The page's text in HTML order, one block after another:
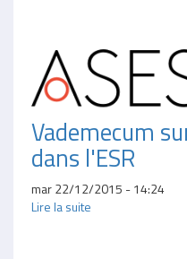
Vademecum
dans l'ESR
mar 22/12/2015 - 14:24
Lire la suite